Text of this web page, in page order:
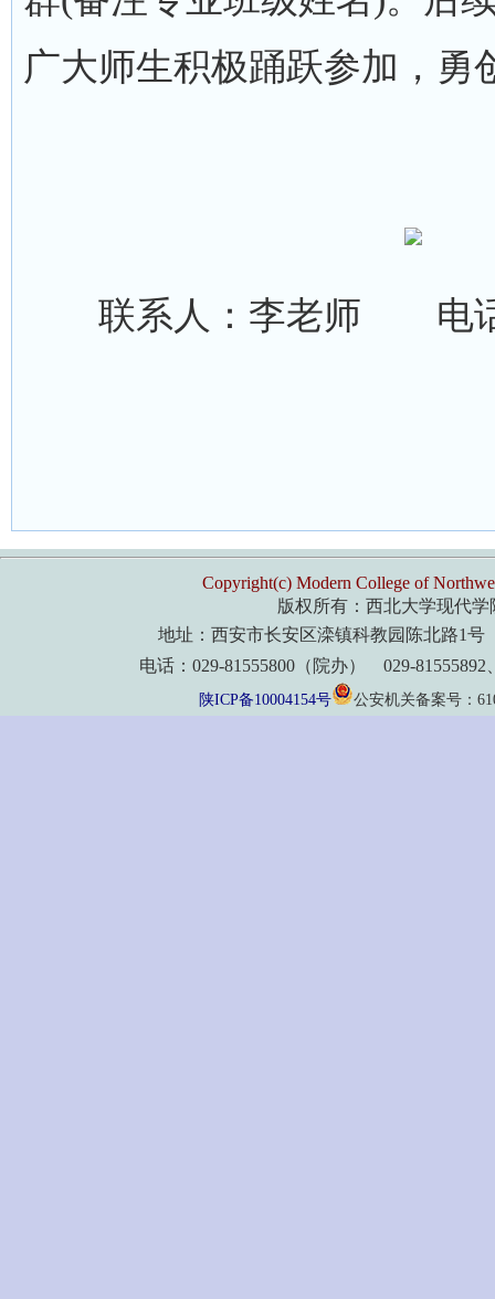
广大师生积极踊跃参加，勇
联系人：李老师 电话
Copyright(c) Modern College of
版权所有：西北大学现代学
地址：西安市长安区滦镇科教园陈北路1
电话：029-81555800（院办） 029-81555892
陕ICP备10004154号 公安机关备案号：